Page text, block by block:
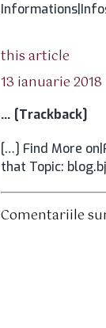
this article
13 ianuarie 2018
… [Trackback]
[…] Find More
that Topic:
Comentariile